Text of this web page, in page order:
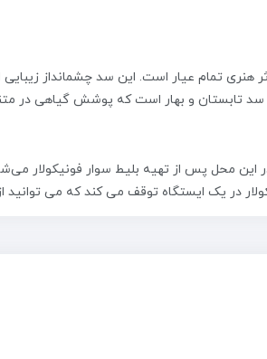
قرار دارد و یک اثر هنری تمام عیار است. این سد
تابستان و بهار است که پوشش گیاهی در
محل پس از تهیه بلیط سوار فونیکولار
در یک ایستگاه توقف می کند که می